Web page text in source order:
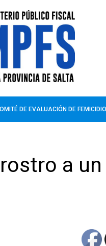
DE EVALUACIÓN DE
a un